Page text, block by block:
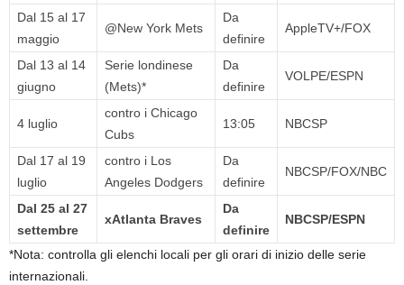
Dal 15 al 17
maggio
@New York Mets
Da
definire
AppleTV+/FOX
Dal 13 al 14
giugno
Serie londinese
(Mets)*
Da
definire
VOLPE/ESPN
4 luglio
contro i Chicago
Cubs
13:05 NBCSP
Dal 17 al 19
luglio
contro i Los
Angeles Dodgers
Da
definire
NBCSP/FOX/NBC
Dal 25 al 27
settembre
xAtlanta Braves
Da
definire
NBCSP/ESPN
*Nota: controlla gli elenchi locali per gli orari di inizio delle serie
internazionali.